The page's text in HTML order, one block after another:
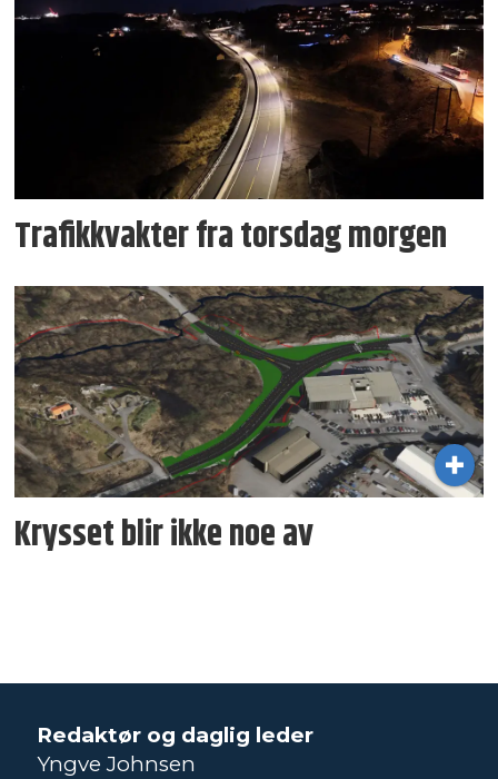
Trafikkvakter fra torsdag morgen
Krysset blir ikke noe av
Redaktør og daglig leder
Yngve Johnsen